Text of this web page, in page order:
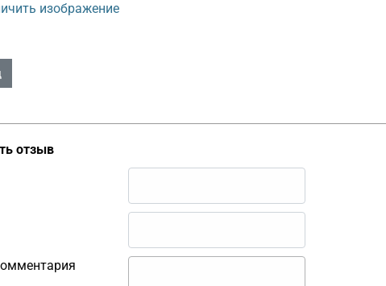
изображение
отзыв